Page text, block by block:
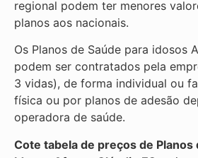
regional podem ter menores
planos aos nacionais.
Os Planos de Saúde para idosos
podem ser contratados pela
3 vidas), de forma individual ou
física ou por planos de adesão
operadora de saúde.
Cote tabela de preços de Planos